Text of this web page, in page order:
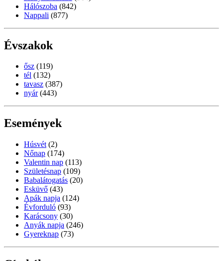
Hálószoba (842)
Nappali (877)
Évszakok
ősz (119)
tél (132)
tavasz (387)
nyár (443)
Események
Húsvét (2)
Nőnap (174)
Valentin nap (113)
Születésnap (109)
Babalátogatás (20)
Esküvő (43)
Apák napja (124)
Évforduló (93)
Karácsony (30)
Anyák napja (246)
Gyereknap (73)